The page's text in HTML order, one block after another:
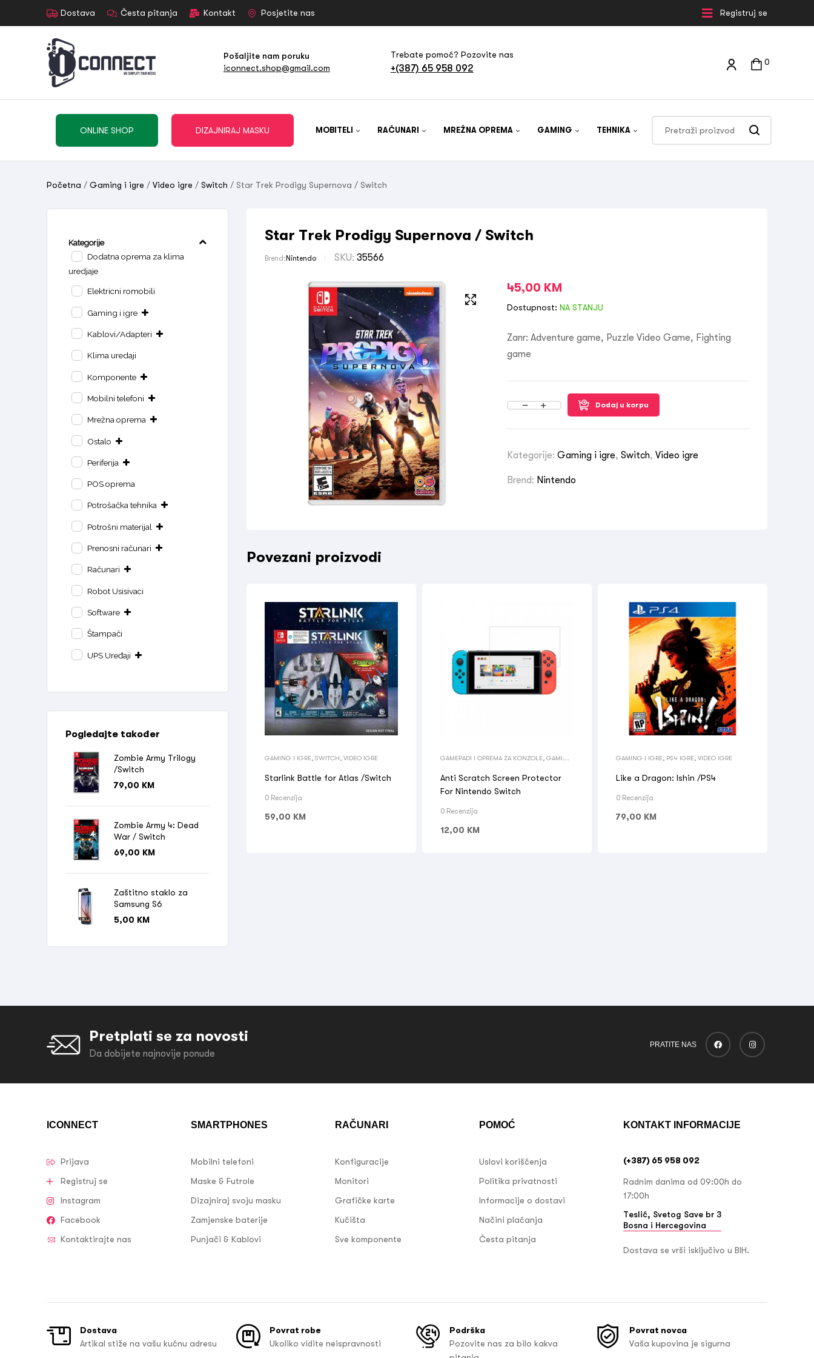
Dostava Česta pitanja Kontakt Posjetite nas Registruj se
Pošaljite nam poruku
iconnect.shop@gmail.com
Trebate pomoć? Pozovite nas
+(387) 65 958 092
0
ONLINE SHOP DIZAJNIRAJ MASKU MOBITELI RAČUNARI MREŽNA OPREMA GAMING TEHNIKA
Početna / Gaming i igre / Video igre / Switch / Star Trek Prodigy Supernova / Switch
Star Trek Prodigy Supernova / Switch
Brend: Nintendo SKU: 35566
45,00 KM
Dostupnost: NA STANJU
Zanr: Adventure game, Puzzle Video Game, Fighting
game
Dodaj u korpu
Kategorije: Gaming i igre, Switch, Video igre
Brend: Nintendo
Povezani proizvodi
GAMING I IGRE SWITCH VIDEO IGRE
Starlink Battle for Atlas /Switch
0 Recenzija
59,00 KM
GAMEPADI I OPREMA ZA KONZOLE, GAMING
Anti Scratch Screen Protector
For Nintendo Switch
0 Recenzija
12,00 KM
GAMING I IGRE, PS4 IGRE, VIDEO IGRE
Like a Dragon: Ishin /PS4
0 Recenzija
79,00 KM
Kategorije
Dodatna oprema za klima
uredjaje
Elektricni romobili
Gaming i igre
Kablovi/Adapteri
Klima uredaji
Komponente
Mobilni telefoni
Mrežna oprema
Ostalo
Periferija
POS oprema
Potrošačka tehnika
Potrošni materijal
Prenosni računari
Računari
Robot Usisivaci
Software
Štampači
UPS Uređaji
Pogledajte također
Zombie Army Trilogy
/Switch
79,00 KM
Zombie Army 4: Dead
War / Switch
69,00 KM
Zaštitno staklo za
Samsung S6
5,00 KM
Pretplati se za novosti
Da dobijete najnovije ponude
PRATITE NAS
ICONNECT
Prijava
Registruj se
Instagram
Facebook
Kontaktirajte nas
SMARTPHONES
Mobilni telefoni
Maske & Futrole
Dizajniraj svoju masku
Zamjenske baterije
Punjači & Kablovi
RAČUNARI
Konfiguracije
Monitori
Grafičke karte
Kućišta
Sve komponente
POMOĆ
Uslovi korišćenja
Politika privatnosti
Informacije o dostavi
Načini plaćanja
Česta pitanja
KONTAKT INFORMACIJE
(+387) 65 958 092
Radnim danima od 09:00h do
17:00h
Teslić, Svetog Save br 3
Bosna i Hercegovina
Dostava se vrši isključivo u BIH.
Dostava
Artikal stiže na vašu kućnu adresu
Povrat robe
Ukoliko vidite neispravnosti
Podrška
Pozovite nas za bilo kakva
Povrat novca
Vaša kupovina je sigurna